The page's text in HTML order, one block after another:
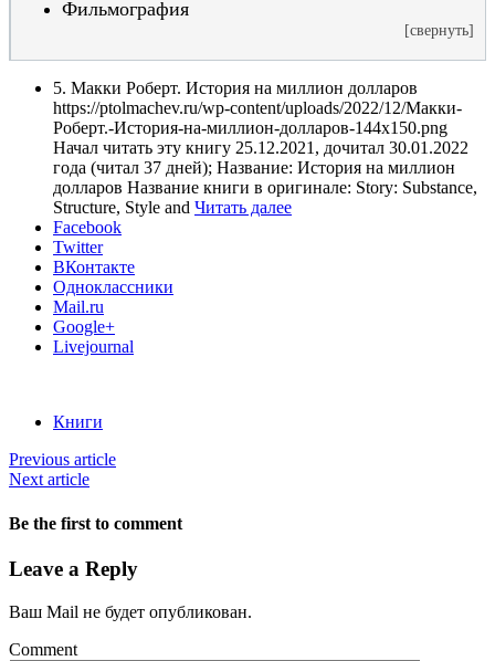
Фильмография
[свернуть]
5. Макки Роберт. История на миллион долларов
https://ptolmachev.ru/wp-content/uploads/2022/12/Макки-
Роберт.-История-на-миллион-долларов-144x150.png
Начал читать эту книгу 25.12.2021, дочитал 30.01.2022
года (читал 37 дней); Название: История на миллион
долларов Название книги в оригинале: Story: Substance,
Structure, Style and Читать далее
Facebook
Twitter
ВКонтакте
Одноклассники
Mail.ru
Google+
Livejournal
Книги
Previous article
Next article
Be the first to comment
Leave a Reply
Ваш Mail не будет опубликован.
Comment